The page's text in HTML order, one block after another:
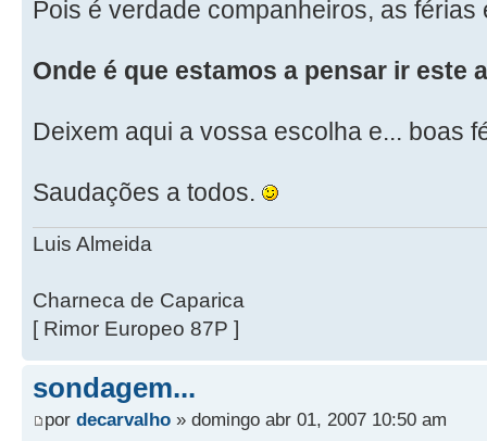
Pois é verdade companheiros, as
Onde é que estamos a pensar ir este
Deixem aqui a vossa escolha e... boas
Saudações a todos.
Luis Almeida
Charneca de Caparica
[ Rimor Europeo 87P ]
sondagem...
por decarvalho » domingo abr 01, 2007 10:50 am